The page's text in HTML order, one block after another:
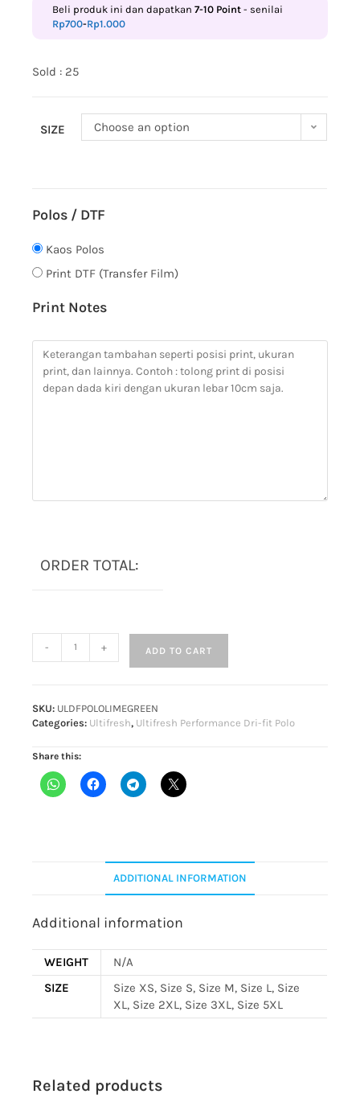
Beli produk ini dan dapatkan7-10 Point - senilai
Rp700-Rp1.000
Sold : 25
SIZE Choose an option
Polos / DTF
Kaos Polos
Print DTF (Transfer Film)
Print Notes
ORDER TOTAL:
- + ADD TO CART
SKU: ULDFPOLOLIMEGREEN
Categories: Ultifresh, Ultifresh Performance Dri-fit Polo
Share this:
ADDITIONAL INFORMATION
Additional information
WEIGHT
N/A
SIZE
Size XS, Size S, Size M, Size L, Size
XL, Size 2XL, Size 3XL, Size 5XL
Related products